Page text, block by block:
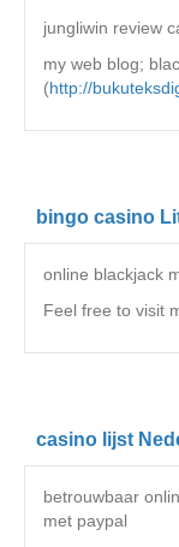
jungliwin review
my web blog;
(http://
bingo casino
online blackjack
Feel free to visit
casino lijst
betrouwbaar
met paypal